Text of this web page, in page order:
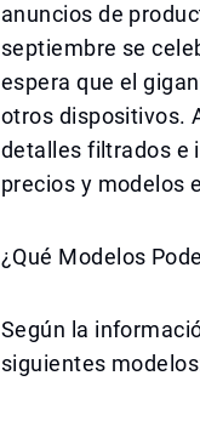
anuncios de
septiembre se
espera que el
otros dispositivos.
detalles filtrados e
precios y modelos
¿Qué Modelos
Según la
siguientes